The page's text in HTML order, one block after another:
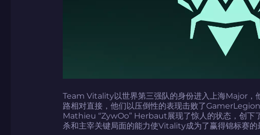
Team Vitality以世界第三强队的身份进入上海Major，
路相对直接，他们以压倒性的表现击败了
Mathieu “ZywOo” Herbaut展现了惊人的状态，创下
杀和主宰关键局面的能力使Vitality成为了赢得锦标赛的